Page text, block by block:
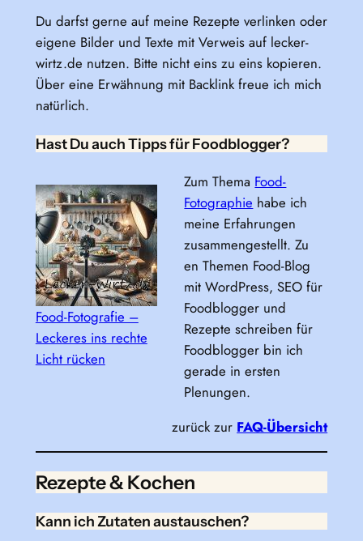
Du darfst gerne auf meine Rezepte verlinken oder
eigene Bilder und Texte mit Verweis auf lecker-
wirtz.de nutzen. Bitte nicht eins zu eins kopieren.
Über eine Erwähnung mit Backlink freue ich mich
natürlich.
Hast Du auch Tipps für Foodblogger?
Food-Fotografie –
Leckeres ins rechte
Licht rücken
Zum Thema Food-
Fotographie habe ich
meine Erfahrungen
zusammengestellt. Zu
en Themen Food-Blog
mit WordPress, SEO für
Foodblogger und
Rezepte schreiben für
Foodblogger bin ich
gerade in ersten
Plenungen.
zurück zur FAQ-Übersicht
Rezepte & Kochen
Kann ich Zutaten austauschen?